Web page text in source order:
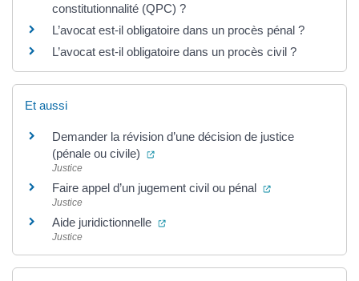
constitutionnalité (QPC) ?
L’avocat est-il obligatoire dans un procès pénal ?
L’avocat est-il obligatoire dans un procès civil ?
Et aussi
Demander la révision d’une décision de justice
(pénale ou civile)
(ouverture dans un nouvel onglet)
Justice
Faire appel d’un jugement civil ou pénal (ouverture dans
Justice
Aide juridictionnelle (ouverture dans un nouvel onglet)
Justice